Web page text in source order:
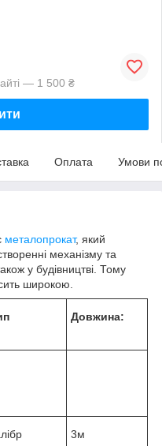
— 1 500 ₴
Оплата Умови
металопрокат, який
механізму та
у будівництві. Тому
широкою.
Довжина:
3м